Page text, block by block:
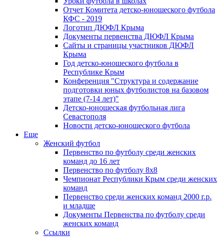
Отчет Комитета детско-юношеского футбола
КФС - 2019
Логотип ДЮФЛ Крыма
Документы первенства ДЮФЛ Крыма
Сайты и страницы участников ДЮФЛ
Крыма
Год детско-юношеского футбола в
Республике Крым
Конференция "Структура и содержание
подготовки юных футболистов на базовом
этапе (7-14 лет)"
Детско-юношеская футбольная лига
Севастополя
Новости детско-юношеского футбола
Еще
Женский футбол
Первенство по футболу среди женских
команд до 16 лет
Первенство по футболу 8х8
Чемпионат Республики Крым среди женских
команд
Первенство среди женских команд 2000 г.р.
и младше
Документы Первенства по футболу среди
женских команд
Ссылки